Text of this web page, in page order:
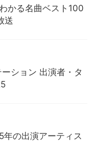
かる名曲ベスト100
送
ション 出演者・タ
の出演アーティス